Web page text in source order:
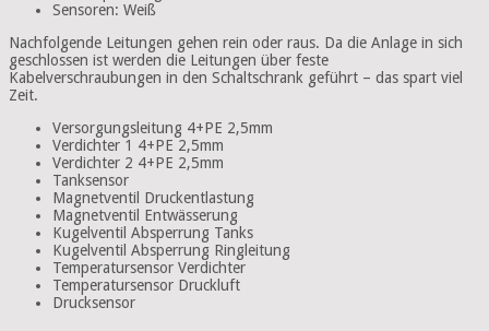
Sensoren: Weiß
Nachfolgende Leitungen gehen rein oder raus. Da die Anlage in sich
geschlossen ist werden die Leitungen über feste
Kabelverschraubungen in den Schaltschrank geführt – das spart viel
Zeit.
Versorgungsleitung 4+PE 2,5mm
Verdichter 1 4+PE 2,5mm
Verdichter 2 4+PE 2,5mm
Tanksensor
Magnetventil Druckentlastung
Magnetventil Entwässerung
Kugelventil Absperrung Tanks
Kugelventil Absperrung Ringleitung
Temperatursensor Verdichter
Temperatursensor Druckluft
Drucksensor